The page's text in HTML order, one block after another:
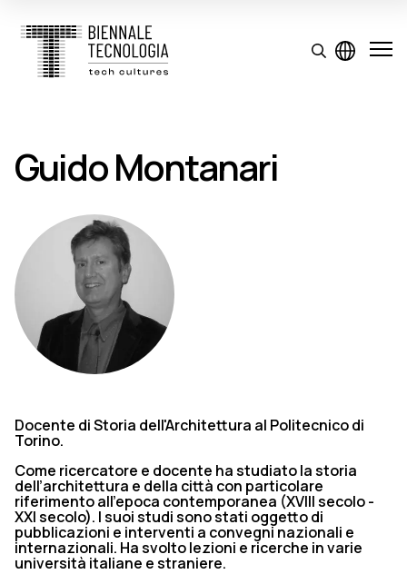
Guido Montanari
Docente di Storia dell'Architettura al Politecnico di
Torino.
Come ricercatore e docente ha studiato la storia
dell’architettura e della città con particolare
riferimento all’epoca contemporanea (XVIII secolo -
XXI secolo). I suoi studi sono stati oggetto di
pubblicazioni e interventi a convegni nazionali e
internazionali. Ha svolto lezioni e ricerche in varie
università italiane e straniere.